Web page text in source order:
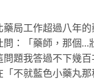
局工作超過八年
問：「藥師，那個…
問題我答過不下幾
「不就藍色小藥丸